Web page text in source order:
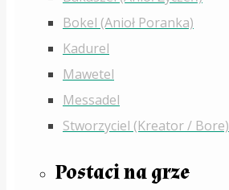
Bokel (Anioł Poranka)
Kadurel
Mawetel
Messadel
Stworzyciel (Kreator / Bore)
Postaci na grze